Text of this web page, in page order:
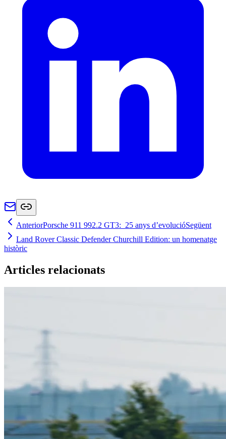
AnteriorPorsche 911 992.2 GT3: 25 anys d’evolucióSegüent
Land Rover Classic Defender Churchill Edition: un homenatge
històric
Articles relacionats